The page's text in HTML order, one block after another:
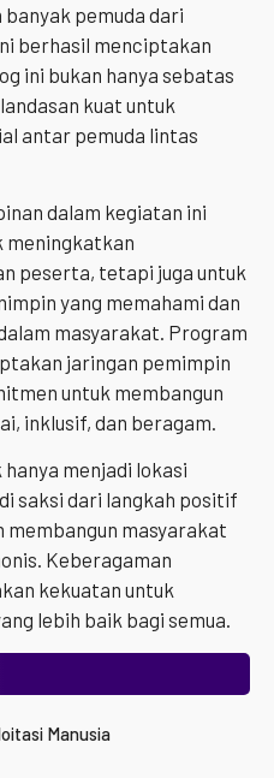
banyak pemuda dari
berhasil menciptakan
ini bukan hanya sebatas
kuat untuk
antar pemuda lintas
dalam kegiatan ini
meningkatkan
peserta, tetapi juga untuk
yang memahami dan
masyarakat. Program
jaringan pemimpin
untuk membangun
inklusif, dan beragam.
menjadi lokasi
saksi dari langkah positif
membangun masyarakat
Keberagaman
kekuatan untuk
lebih baik bagi semua.
Manusia